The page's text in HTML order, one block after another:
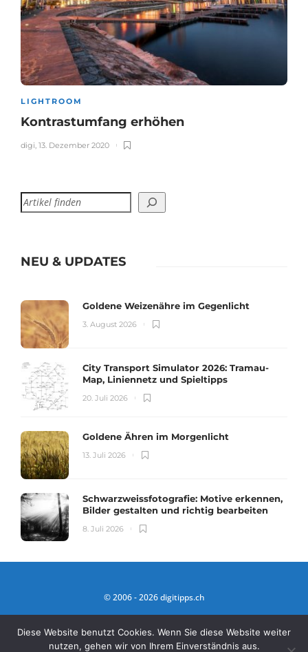
LIGHTROOM
Kontrastumfang erhöhen
digi 13. Dezember 2020
NEU & UPDATES
Goldene Weizenähre im Gegenlicht
3. August 2026
City Transport Simulator 2026: Tramau-
Map, Liniennetz und Spieltipps
20. Juli 2026
Goldene Ähren im Morgenlicht
13. Juli 2026
Schwarzweissfotografie: Motive erkennen,
Bilder gestalten und richtig bearbeiten
8. Juli 2026
© 2006 - 2026 digitipps.ch
Diese Website benutzt Cookies. Wenn Sie diese Website weiter
nutzen, gehen wir von Ihrem Einverständnis aus.